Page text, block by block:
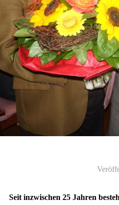
Seit inzwischen 25 Jahren